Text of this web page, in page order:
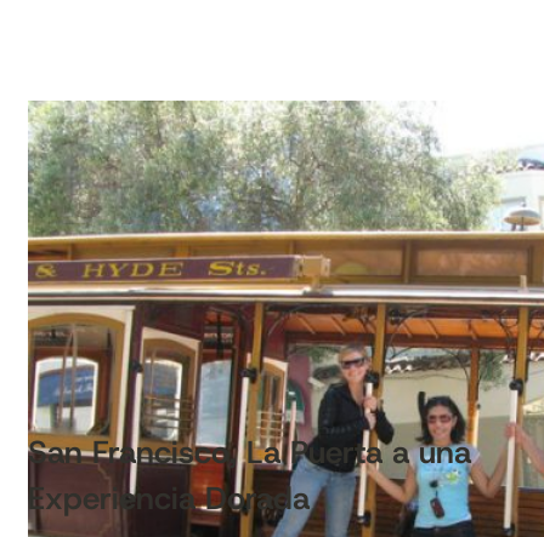
San Francisco, La Puerta a una
Experiencia Dorada